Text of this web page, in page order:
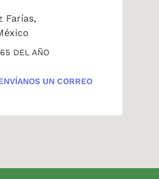
Farías,
DEL AÑO
UN CORREO